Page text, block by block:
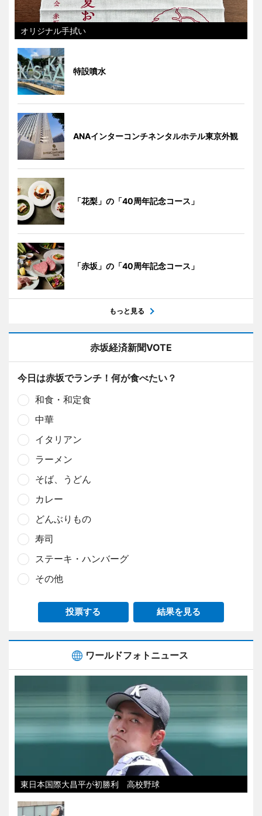
オリジナル手拭い
特設噴水
ANAインターコンチネンタルホテル東京外観
「花梨」の「40周年記念コース」
「赤坂」の「40周年記念コース」
もっと見る
赤坂経済新聞VOTE
今日は赤坂でランチ！何が食べたい？
和食・和定食
中華
イタリアン
ラーメン
そば、うどん
カレー
どんぶりもの
寿司
ステーキ・ハンバーグ
その他
投票する 結果を見る
ワールドフォトニュース
東日本国際大昌平が初勝利 高校野球